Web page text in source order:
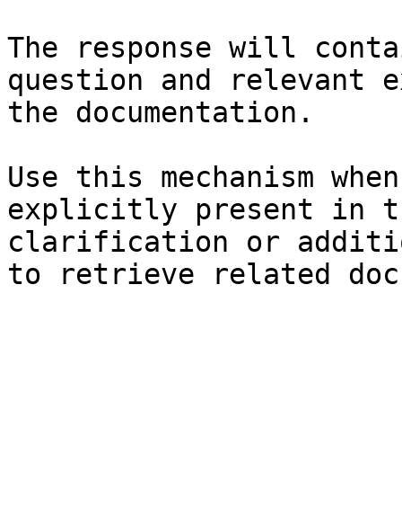
The response will
question and relevant
the documentation.
Use this mechanism
explicitly present in
clarification or